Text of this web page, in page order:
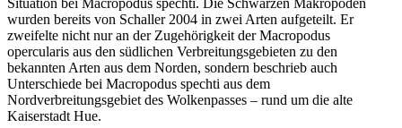
wurden bereits von Schaller 2004 in zwei Arten aufgeteilt. Er
zweifelte nicht nur an der Zugehörigkeit der Macropodus
opercularis aus den südlichen Verbreitungsgebieten zu den
bekannten Arten aus dem Norden, sondern beschrieb auch
Unterschiede bei Macropodus spechti aus dem
Nordverbreitungsgebiet des Wolkenpasses – rund um die alte
Kaiserstadt Hue.